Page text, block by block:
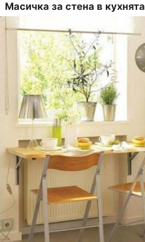
Масичка за стена в кухнята